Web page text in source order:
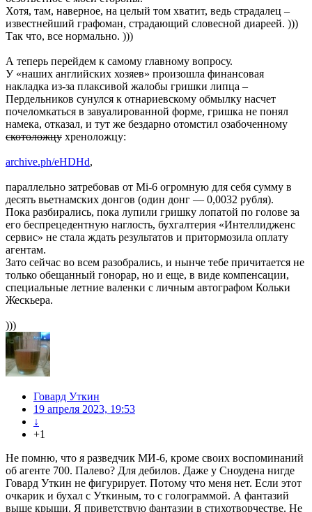
Хотя, там, наверное, на целый том хватит, ведь страдалец –
известнейший графоман, страдающий словесной диареей. )))
Так что, все нормально. )))
А теперь перейдем к самому главному вопросу.
У «наших английских хозяев» произошла финансовая
накладка из-за плаксивой жалобы гришки липца –
Пердельников сунулся к отнариевскому обмылку насчет
почеломкаться в завуалированной форме, гришка не понял
намека, отказал, и тут же бездарно отомстил озабоченному
скотоложцу хреноложцу:
archive.ph/eHDHd,
параллельно затребовав от Mi-6 огромную для себя сумму в
десять вьетнамских донгов (один донг — 0,0032 рубля).
Пока разбирались, пока лупили гришку лопатой по голове за
его беспрецедентную наглость, бухгалтерия «Интеллидженс
сервис» не стала ждать результатов и притормозила оплату
агентам.
Зато сейчас во всем разобрались, и нынче тебе причитается не
только обещанный гонорар, но и еще, в виде компенсации,
специальные летние валенки с личным автографом Кольки
Жескьера.
)))
Говард Уткин
19 апреля 2023, 19:53
↓
+1
Не помню, что я разведчик МИ-6, кроме своих воспоминаний
об агенте 700. Палево? Для дебилов. Даже у Сноудена нигде
Говард Уткин не фигурирует. Потому что меня нет. Если этот
очкарик и бухал с Уткиным, то с голограммой. А фантазий
выше крыши. Я приветствую фантазии в стихотворчестве. Не